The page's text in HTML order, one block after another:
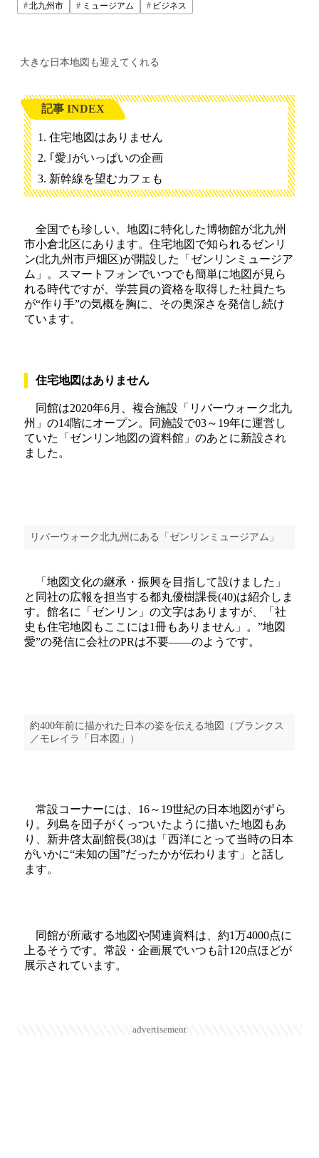
北九州市 ミュージアム ビジネス
大きな日本地図も迎えてくれる
記事 INDEX
住宅地図はありません
｢愛｣がいっぱいの企画
新幹線を望むカフェも
全国でも珍しい、地図に特化した博物館が北九州
市小倉北区にあります。住宅地図で知られるゼンリ
ン(北九州市戸畑区)が開設した「ゼンリンミュージア
ム」。スマートフォンでいつでも簡単に地図が見ら
れる時代ですが、学芸員の資格を取得した社員たち
が“作り手”の気概を胸に、その奥深さを発信し続け
ています。
住宅地図はありません
同館は2020年6月、複合施設「リバーウォーク北九
州」の14階にオープン。同施設で03～19年に運営し
ていた「ゼンリン地図の資料館」のあとに新設され
ました。
リバーウォーク北九州にある「ゼンリンミュージアム」
「地図文化の継承・振興を目指して設けました」
と同社の広報を担当する都丸優樹課長(40)は紹介しま
す。館名に「ゼンリン」の文字はありますが、「社
史も住宅地図もここには1冊もありません」。”地図
愛”の発信に会社のPRは不要――のようです。
約400年前に描かれた日本の姿を伝える地図（ブランクス
／モレイラ「日本図」）
常設コーナーには、16～19世紀の日本地図がずら
り。列島を団子がくっついたように描いた地図もあ
り、新井啓太副館長(38)は「西洋にとって当時の日本
がいかに“未知の国”だったかが伝わります」と話し
ます。
同館が所蔵する地図や関連資料は、約1万4000点に
上るそうです。常設・企画展でいつも計120点ほどが
展示されています。
advertisement